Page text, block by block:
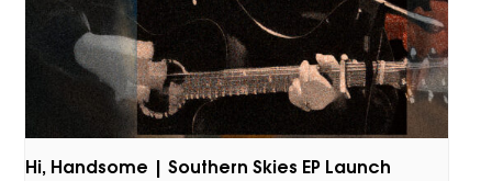
Hi, Handsome | Southern Skies EP Launch